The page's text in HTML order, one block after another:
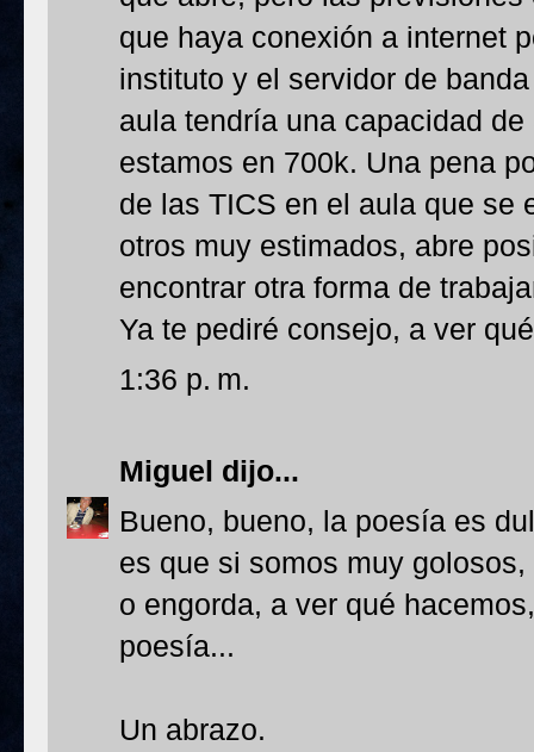
que haya conexión a internet
instituto y el servidor de
aula tendría una capacidad
estamos en 700k. Una pena
de las TICS en el aula que se
otros muy estimados, abre
encontrar otra forma de
Ya te pediré consejo, a ver
1:36 p. m.
Miguel dijo...
Bueno, bueno, la poesía es
es que si somos muy
o engorda, a ver qué
poesía...
Un abrazo.